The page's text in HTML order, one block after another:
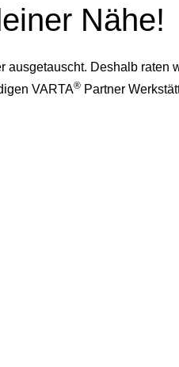
Nähe!
Deshalb raten
VARTA® Partner